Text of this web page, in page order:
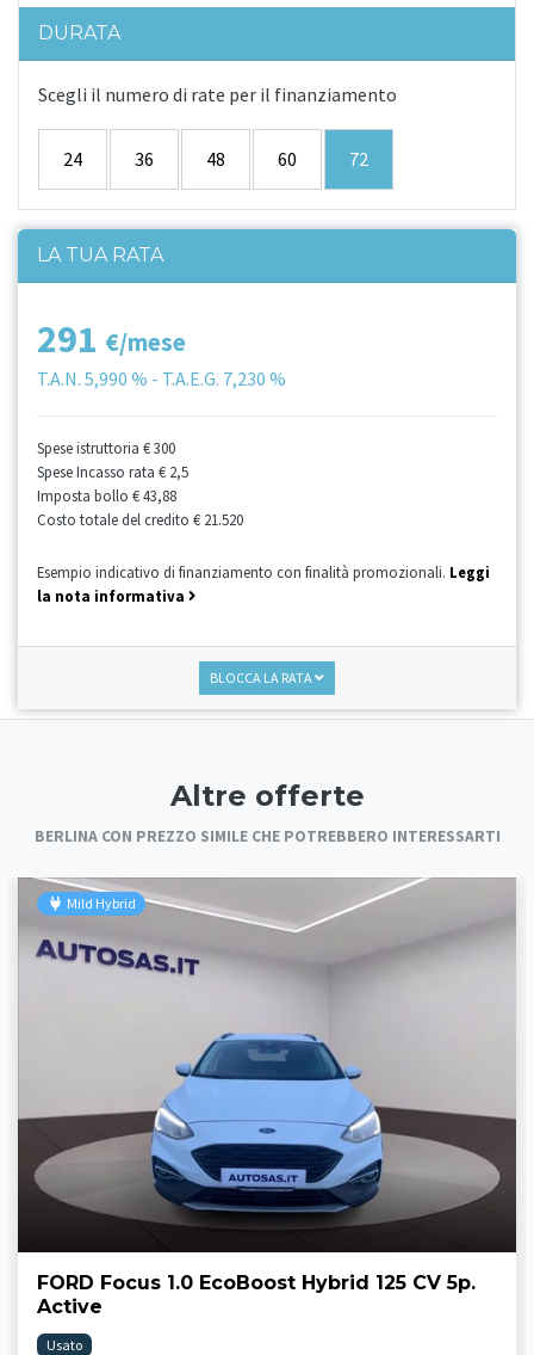
DURATA
Scegli il numero di rate per il finanziamento
24 36 48 60 72
LA TUA RATA
291 €/mese
T.A.N. 5,990 % - T.A.E.G. 7,230 %
Spese istruttoria € 300
Spese Incasso rata € 2,5
Imposta bollo € 43,88
Costo totale del credito € 21.520
Esempio indicativo di finanziamento con finalità promozionali. Leggi
la nota informativa
BLOCCA LA RATA
Altre offerte
BERLINA CON PREZZO SIMILE CHE POTREBBERO INTERESSARTI
Mild Hybrid
FORD Focus 1.0 EcoBoost Hybrid 125 CV 5p.
Active
Usato